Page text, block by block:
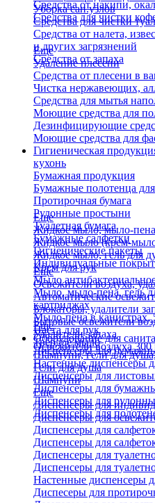
Средства от накипи,
Средства для чистки
Уборка сан.узлов
Средства для чистки
Средства от налета,
и других загрязнений
Средства от запаха
Еще
Удаление плесени
Средства от плесени в
Чистка нержавеющих,
Средства для мытья
Моющие средства для
Дезинфицирующие
Моющие средства для
Гигиеническая
кухонь
Бумажная продукция
Бумажные полотенца
Протирочная бумага
Рулонные простыни
Туалетная бумага
Бумажные салфетки
Гигиенические пакеты
Индивидуальные
Еще
Жидкое мыло, мыло-
Жидкое мыло (крем-
Жидкое мыло, гель для
Крем для рук
Мыло
Мыло, мыло-пена, гель
картриджах
Мыло-пена в канистрах,
Паста для рук
Твердое мыло
Шампуни, гели для
Гели для душа
Шампуни
Еще
Освежители воздуха,
Автоматические
Блокаторы, удалители
Бытовые освежители
Удалители запаха
Освежители воздуха 300
Еще
Оборудование для
Диспенсеры для
Настенные диспенсеры
Диспенсеры для
Диспенсеры для
Диспенсеры для
Диспенсеры для
Еще
Диспенсеры для
Диспенсеры для
Диспенсеры для
Диспенсеры для
Диспенсеры для
Диспенсеры для
Настенные диспенсеры
Диспесеры для